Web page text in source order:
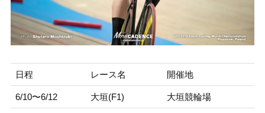
日程 レース名 開催地
6/10〜6/12 大垣(F1) 大垣競輪場